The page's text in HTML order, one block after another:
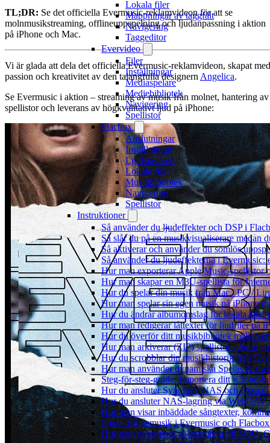
Lokala filer
Mappningar av taggfält
Navigering
Taggeditor
Evervideo
Filer
Inställningar
Mediaspelare
Mediebibliotek
Navigering
Spellistor
Flacbox
Anslutningar
Inställningar
Ljudspelaren
Lokala filer
Musikbibliotek
Navigering
Spellistor
Instruktioner
Så använder du ljudeffekter och DSP i
Så slår du på en musikvisualiserare medan
Så aktiverar och använder du sömlös
Så använder du ljudeffekterna i
Hur man exporterar Apple Music-spellistor
Hur man skapar en M3U-spellista för
Hur du spelar din musik från Mac / PC /
Hur man spelar sin egen musik på iPhone
Hur du ändrar albumomslag för lokala
Hur man redigerar låttexter för ljudfiler på
Hur du överför ditt musikbibliotek mellan
Hur man arkiverar (ZIP) spellistor, album,
Hur du scrobblar din musikhistorik från
Hur man använder dynamiska Spelas Nu-
Steg-för-steg-guide: Importera ditt iCloud-
Hur du ansluter Synology NAS och
Hur du ansluter NAS-lagring via WebDAV
Hur man visar inbäddade sångtexter,
Spela offlinemusik i Evermusic och
Hur man exporterar spårsamling till M3U,
TL;DR: Se det officiella Evermusic-reklamvideon för att se
molnmusikstreaming, offlineuppspelning och ljudanpassning i aktion
på iPhone och Mac.
Vi är glada att dela det officiella Evermusic-reklamvideon, skapat med
passion och kreativitet av den talangfulla designern Angelica.
Se Evermusic i aktion – streaming av musik från molnet, hantering av
spellistor och leverans av högkvalitativt ljud på iPhone: